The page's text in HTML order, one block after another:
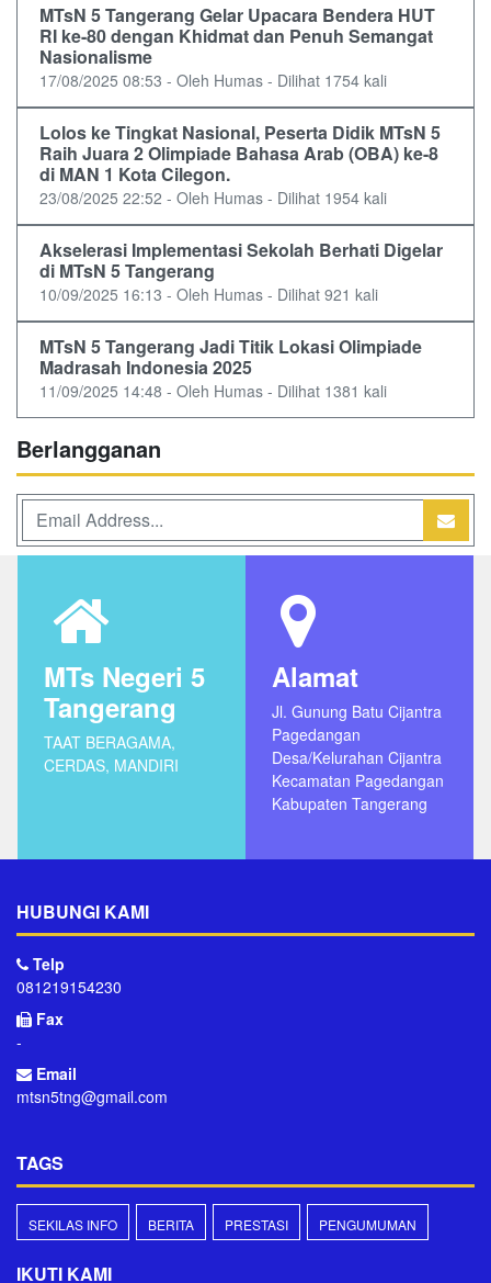
MTsN 5 Tangerang Gelar Upacara Bendera HUT
RI ke-80 dengan Khidmat dan Penuh Semangat
Nasionalisme
17/08/2025 08:53 - Oleh Humas - Dilihat 1754 kali
Lolos ke Tingkat Nasional, Peserta Didik MTsN 5
Raih Juara 2 Olimpiade Bahasa Arab (OBA) ke-8
di MAN 1 Kota Cilegon.
23/08/2025 22:52 - Oleh Humas - Dilihat 1954 kali
Akselerasi Implementasi Sekolah Berhati Digelar
di MTsN 5 Tangerang
10/09/2025 16:13 - Oleh Humas - Dilihat 921 kali
MTsN 5 Tangerang Jadi Titik Lokasi Olimpiade
Madrasah Indonesia 2025
11/09/2025 14:48 - Oleh Humas - Dilihat 1381 kali
Berlangganan
MTs Negeri 5
Tangerang
TAAT BERAGAMA,
CERDAS, MANDIRI
Alamat
Jl. Gunung Batu Cijantra
Pagedangan
Desa/Kelurahan Cijantra
Kecamatan Pagedangan
Kabupaten Tangerang
HUBUNGI KAMI
Telp
081219154230
Fax
-
Email
mtsn5tng@gmail.com
TAGS
SEKILAS INFO BERITA PRESTASI PENGUMUMAN
IKUTI KAMI